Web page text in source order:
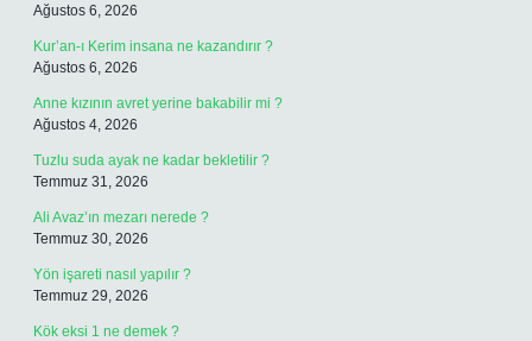
Ağustos 6, 2026
Kur’an-ı Kerim insana ne kazandırır ?
Ağustos 6, 2026
Anne kızının avret yerine bakabilir mi ?
Ağustos 4, 2026
Tuzlu suda ayak ne kadar bekletilir ?
Temmuz 31, 2026
Ali Avaz’ın mezarı nerede ?
Temmuz 30, 2026
Yön işareti nasıl yapılır ?
Temmuz 29, 2026
Kök eksi 1 ne demek ?